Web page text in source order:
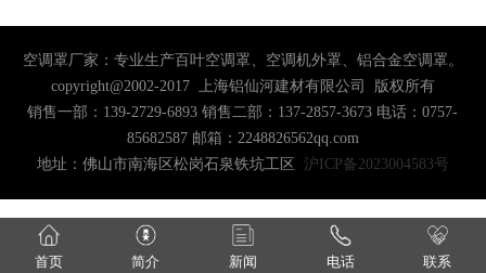
空调罩厂家：专业生产百叶空调罩、空调机外罩、铝合金空调罩。
copyright@2002-2017 上海铝仙河建材有限公司 版权所有
销售一部：139-2729-6893 销售二部：137-2857-3673 电话：0757-
85682587 邮箱：2248826562qq.com
地址：佛山市南海区松岗石泉铁坑工区 沪ICP备2023004583号
首页 简介 新闻 电话 联系